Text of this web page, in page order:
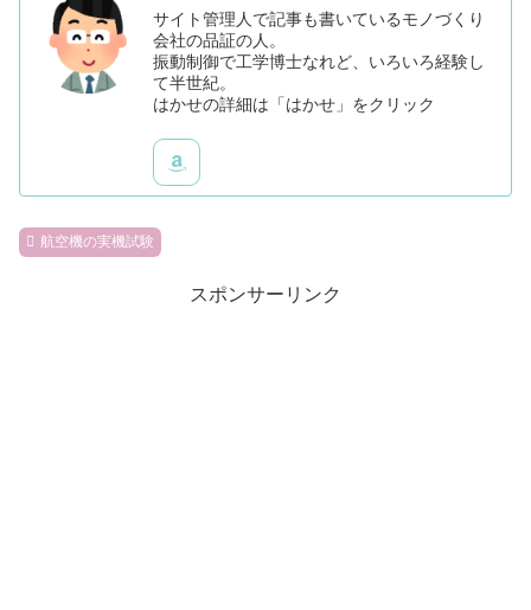
サイト管理人で記事も書いているモノづくり
会社の品証の人。
振動制御で工学博士なれど、いろいろ経験し
て半世紀。
はかせの詳細は「はかせ」をクリック
航空機の実機試験
スポンサーリンク